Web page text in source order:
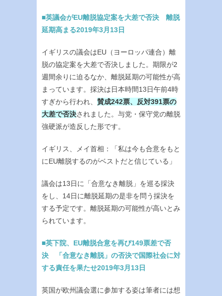
■英議会がEU離脱協定案を大差で否決 離脱
延期高まる2019年3月13日
イギリスの議会はEU（ヨーロッパ連合）離
脱の協定案を大差で否決しました。期限が2
週間余りに迫るなか、離脱延期の可能性が高
まっています。採決は日本時間13日午前4時
すぎから行われ、 賛成242票、反対391票の
大差で否決されました。与党・保守党の離脱
強硬派が造反した形です。
イギリス、メイ首相：「私は今も合意をもと
にEU離脱するのがベストだと信じている」
議会は13日に「合意なき離脱」を巡る採決
をし、14日に離脱延期の是非を問う採決を
する予定です。離脱延期の可能性が高いとみ
られています。
■英下院、EU離脱合意を再び149票差で否
決 「合意なき離脱」の否決で国際社会に対
する責任を果たせ2019年3月13日
英国が欧州議会選に参加する姿は筆者には想